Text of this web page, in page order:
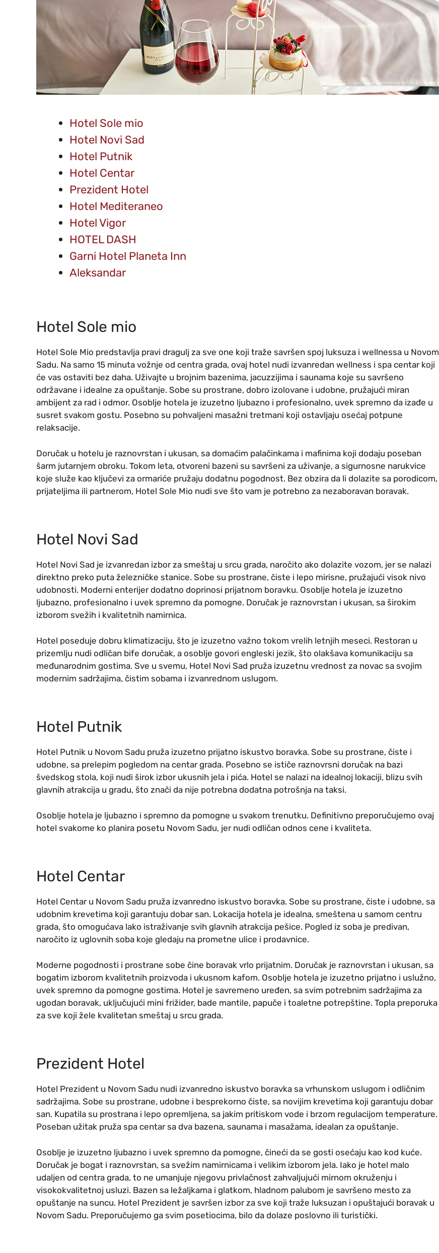
Hotel Sole mio
Hotel Novi Sad
Hotel Putnik
Hotel Centar
Prezident Hotel
Hotel Mediteraneo
Hotel Vigor
HOTEL DASH
Garni Hotel Planeta Inn
Aleksandar
Hotel Sole mio
Hotel Sole Mio predstavlja pravi dragulj za sve one koji traže savršen spoj luksuza i wellnessa u Novom
Sadu. Na samo 15 minuta vožnje od centra grada, ovaj hotel nudi izvanredan wellness i spa centar koji
će vas ostaviti bez daha. Uživajte u brojnim bazenima, jacuzzijima i saunama koje su savršeno
održavane i idealne za opuštanje. Sobe su prostrane, dobro izolovane i udobne, pružajući miran
ambijent za rad i odmor. Osoblje hotela je izuzetno ljubazno i profesionalno, uvek spremno da izađe u
susret svakom gostu. Posebno su pohvaljeni masažni tretmani koji ostavljaju osećaj potpune
relaksacije.
Doručak u hotelu je raznovrstan i ukusan, sa domaćim palačinkama i mafinima koji dodaju poseban
šarm jutarnjem obroku. Tokom leta, otvoreni bazeni su savršeni za uživanje, a sigurnosne narukvice
koje služe kao ključevi za ormariće pružaju dodatnu pogodnost. Bez obzira da li dolazite sa porodicom,
prijateljima ili partnerom, Hotel Sole Mio nudi sve što vam je potrebno za nezaboravan boravak.
Hotel Novi Sad
Hotel Novi Sad je izvanredan izbor za smeštaj u srcu grada, naročito ako dolazite vozom, jer se nalazi
direktno preko puta železničke stanice. Sobe su prostrane, čiste i lepo mirisne, pružajući visok nivo
udobnosti. Moderni enterijer dodatno doprinosi prijatnom boravku. Osoblje hotela je izuzetno
ljubazno, profesionalno i uvek spremno da pomogne. Doručak je raznovrstan i ukusan, sa širokim
izborom svežih i kvalitetnih namirnica.
Hotel poseduje dobru klimatizaciju, što je izuzetno važno tokom vrelih letnjih meseci. Restoran u
prizemlju nudi odličan bife doručak, a osoblje govori engleski jezik, što olakšava komunikaciju sa
međunarodnim gostima. Sve u svemu, Hotel Novi Sad pruža izuzetnu vrednost za novac sa svojim
modernim sadržajima, čistim sobama i izvanrednom uslugom.
Hotel Putnik
Hotel Putnik u Novom Sadu pruža izuzetno prijatno iskustvo boravka. Sobe su prostrane, čiste i
udobne, sa prelepim pogledom na centar grada. Posebno se ističe raznovrsni doručak na bazi
švedskog stola, koji nudi širok izbor ukusnih jela i pića. Hotel se nalazi na idealnoj lokaciji, blizu svih
glavnih atrakcija u gradu, što znači da nije potrebna dodatna potrošnja na taksi.
Osoblje hotela je ljubazno i spremno da pomogne u svakom trenutku. Definitivno preporučujemo ovaj
hotel svakome ko planira posetu Novom Sadu, jer nudi odličan odnos cene i kvaliteta.
Hotel Centar
Hotel Centar u Novom Sadu pruža izvanredno iskustvo boravka. Sobe su prostrane, čiste i udobne, sa
udobnim krevetima koji garantuju dobar san. Lokacija hotela je idealna, smeštena u samom centru
grada, što omogućava lako istraživanje svih glavnih atrakcija pešice. Pogled iz soba je predivan,
naročito iz uglovnih soba koje gledaju na prometne ulice i prodavnice.
Moderne pogodnosti i prostrane sobe čine boravak vrlo prijatnim. Doručak je raznovrstan i ukusan, sa
bogatim izborom kvalitetnih proizvoda i ukusnom kafom. Osoblje hotela je izuzetno prijatno i uslužno,
uvek spremno da pomogne gostima. Hotel je savremeno uređen, sa svim potrebnim sadržajima za
ugodan boravak, uključujući mini frižider, bade mantile, papuče i toaletne potrepštine. Topla preporuka
za sve koji žele kvalitetan smeštaj u srcu grada.
Prezident Hotel
Hotel Prezident u Novom Sadu nudi izvanredno iskustvo boravka sa vrhunskom uslugom i odličnim
sadržajima. Sobe su prostrane, udobne i besprekorno čiste, sa novijim krevetima koji garantuju dobar
san. Kupatila su prostrana i lepo opremljena, sa jakim pritiskom vode i brzom regulacijom temperature.
Poseban užitak pruža spa centar sa dva bazena, saunama i masažama, idealan za opuštanje.
Osoblje je izuzetno ljubazno i uvek spremno da pomogne, čineći da se gosti osećaju kao kod kuće.
Doručak je bogat i raznovrstan, sa svežim namirnicama i velikim izborom jela. Iako je hotel malo
udaljen od centra grada, to ne umanjuje njegovu privlačnost zahvaljujući mirnom okruženju i
visokokvalitetnoj usluzi. Bazen sa ležaljkama i glatkom, hladnom palubom je savršeno mesto za
opuštanje na suncu. Hotel Prezident je savršen izbor za sve koji traže luksuzan i opuštajući boravak u
Novom Sadu. Preporučujemo ga svim posetiocima, bilo da dolaze poslovno ili turistički.